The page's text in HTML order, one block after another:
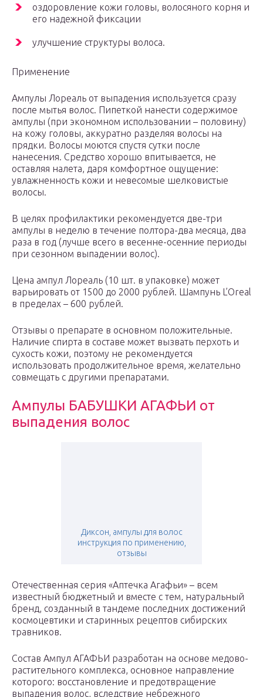
оздоровление кожи головы, волосяного корня и
его надежной фиксации
улучшение структуры волоса.
Применение
Ампулы Лореаль от выпадения используется сразу
после мытья волос. Пипеткой нанести содержимое
ампулы (при экономном использовании – половину)
на кожу головы, аккуратно разделяя волосы на
прядки. Волосы моются спустя сутки после
нанесения. Средство хорошо впитывается, не
оставляя налета, даря комфортное ощущение:
увлажненность кожи и невесомые шелковистые
волосы.
В целях профилактики рекомендуется две-три
ампулы в неделю в течение полтора-два месяца, два
раза в год (лучше всего в весенне-осенние периоды
при сезонном выпадении волос).
Цена ампул Лореаль (10 шт. в упаковке) может
варьировать от 1500 до 2000 рублей. Шампунь L’Oreal
в пределах – 600 рублей.
Отзывы о препарате в основном положительные.
Наличие спирта в составе может вызвать перхоть и
сухость кожи, поэтому не рекомендуется
использовать продолжительное время, желательно
совмещать с другими препаратами.
Ампулы БАБУШКИ АГАФЬИ от
выпадения волос
Диксон, ампулы для волос
инструкция по применению,
отзывы
Отечественная серия «Аптечка Агафьи» – всем
известный бюджетный и вместе с тем, натуральный
бренд, созданный в тандеме последних достижений
космоцевтики и старинных рецептов сибирских
травников.
Состав Ампул АГАФЬИ разработан на основе медово-
растительного комплекса, основное направление
которого: восстановление и предотвращение
выпадения волос, вследствие небрежного